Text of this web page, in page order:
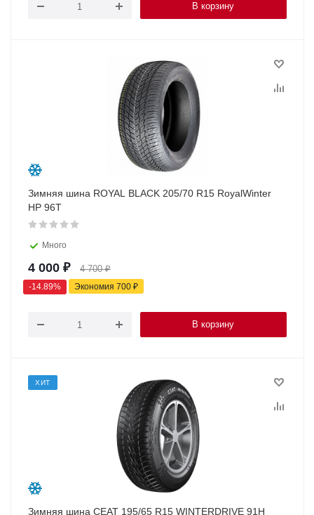
В корзину
Зимняя шина ROYAL BLACK 205/70 R15 RoyalWinter
HP 96T
Много
4 000 ₽ 4 700₽
-14.89% Экономия 700 ₽
В корзину
ХИТ
Зимняя шина CEAT 195/65 R15 WINTERDRIVE 91H